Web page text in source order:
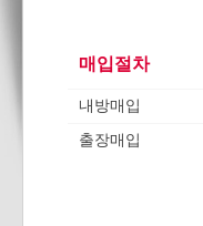
매입절차
내방매입
출장매입